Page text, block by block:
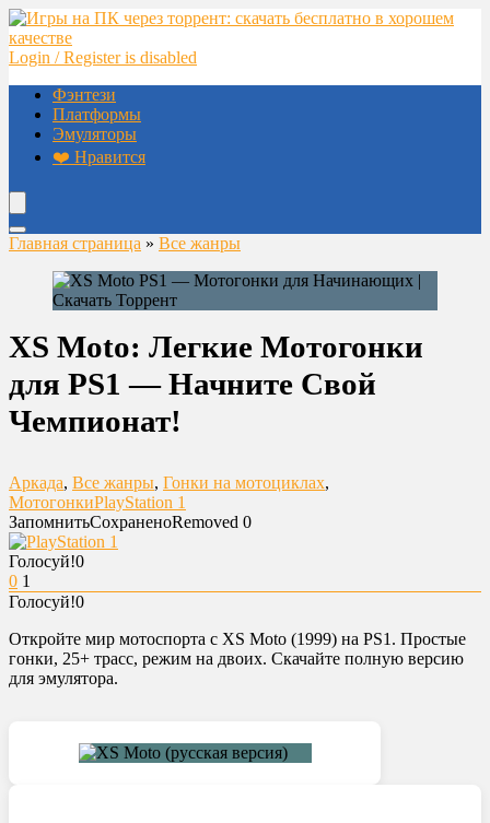
Login / Register is disabled
Фэнтези
Платформы
Эмуляторы
❤️ Нравится
Главная страница » Все жанры
XS Moto: Легкие Мотогонки
для PS1 — Начните Свой
Чемпионат!
Аркада, Все жанры, Гонки на мотоциклах,
МотогонкиPlayStation 1
ЗапомнитьСохраненоRemoved 0
Голосуй!0
0 1
Голосуй!0
Откройте мир мотоспорта с XS Moto (1999) на PS1. Простые
гонки, 25+ трасс, режим на двоих. Скачайте полную версию
для эмулятора.